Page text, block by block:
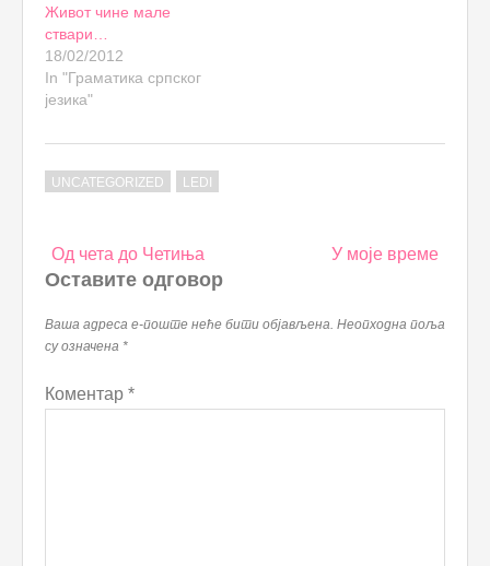
Живот чине мале
ствари…
18/02/2012
In "Граматика српског
језика"
UNCATEGORIZED LEDI
Post
navigation
Од чета до Четиња У моје време
Оставите одговор
Ваша адреса е-поште неће бити објављена. Неопходна поља
су означена *
Коментар *